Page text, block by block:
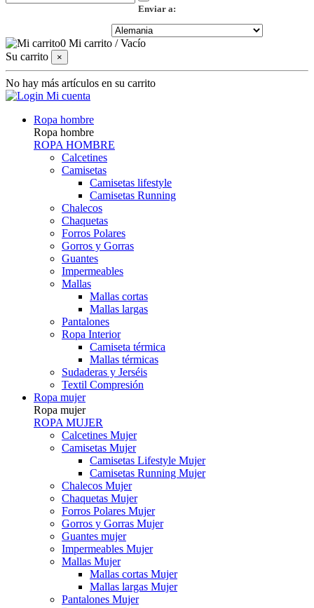
Enviar a:
0 Mi carrito /Vacío
Su carrito
×
No hay más artículos en su carrito
Mi cuenta
Ropa hombre
Ropa hombre
ROPA HOMBRE
Calcetines
Camisetas
Camisetas lifestyle
Camisetas Running
Chalecos
Chaquetas
Forros Polares
Gorros y Gorras
Guantes
Impermeables
Mallas
Mallas cortas
Mallas largas
Pantalones
Ropa Interior
Camiseta térmica
Mallas térmicas
Sudaderas y Jerséis
Textil Compresión
Ropa mujer
Ropa mujer
ROPA MUJER
Calcetines Mujer
Camisetas Mujer
Camisetas Lifestyle Mujer
Camisetas Running Mujer
Chalecos Mujer
Chaquetas Mujer
Forros Polares Mujer
Gorros y Gorras Mujer
Guantes mujer
Impermeables Mujer
Mallas Mujer
Mallas cortas Mujer
Mallas largas Mujer
Pantalones Mujer